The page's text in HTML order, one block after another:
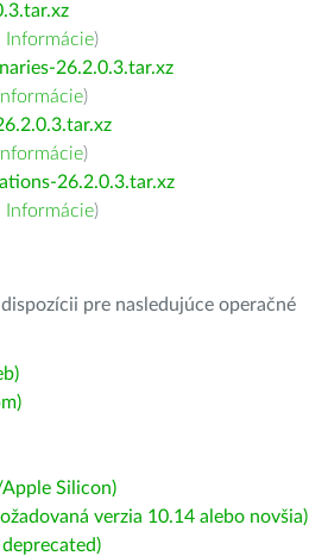
Informácie)
26.2.0.3.tar.xz
Informácie)
Informácie)
26.2.0.3.tar.xz
Informácie)
pre nasledujúce operačné
Silicon)
verzia 10.14 alebo novšia)